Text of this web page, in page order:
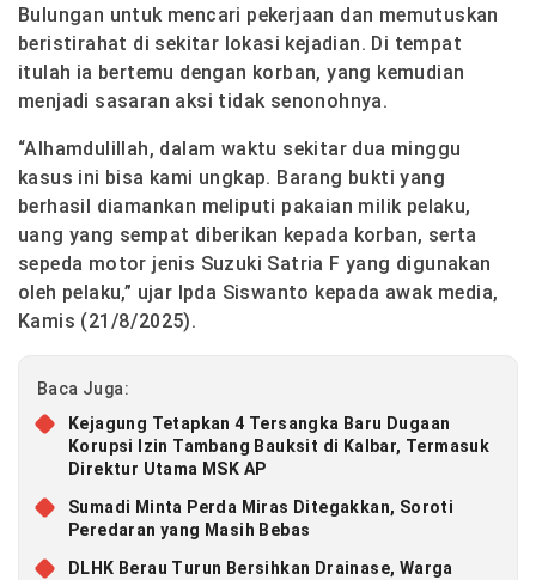
Bulungan untuk mencari pekerjaan dan memutuskan
beristirahat di sekitar lokasi kejadian. Di tempat
itulah ia bertemu dengan korban, yang kemudian
menjadi sasaran aksi tidak senonohnya.
“Alhamdulillah, dalam waktu sekitar dua minggu
kasus ini bisa kami ungkap. Barang bukti yang
berhasil diamankan meliputi pakaian milik pelaku,
uang yang sempat diberikan kepada korban, serta
sepeda motor jenis Suzuki Satria F yang digunakan
oleh pelaku,” ujar Ipda Siswanto kepada awak media,
Kamis (21/8/2025).
Baca Juga:
Kejagung Tetapkan 4 Tersangka Baru Dugaan
Korupsi Izin Tambang Bauksit di Kalbar, Termasuk
Direktur Utama MSK AP
Sumadi Minta Perda Miras Ditegakkan, Soroti
Peredaran yang Masih Bebas
DLHK Berau Turun Bersihkan Drainase, Warga